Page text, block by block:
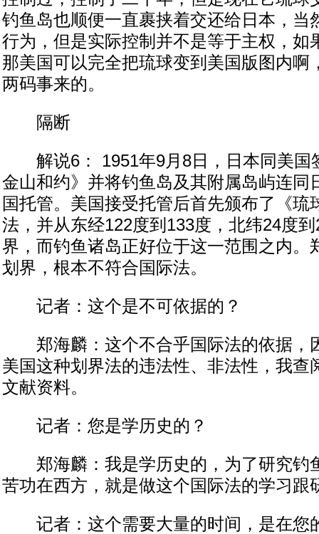
钓鱼岛也顺便一直裹挟着交还给日本，当
行为，但是实际控制并不是等于主权，如
那美国可以完全把琉球变到美国版图内啊
两码事来的。
隔断
解说6： 1951年9月8日，日本同美国
金山和约》并将钓鱼岛及其附属岛屿连同
国托管。美国接受托管后首先颁布了《琉
法，并从东经122度到133度，北纬24度
界，而钓鱼诸岛正好位于这一范围之内。
划界，根本不符合国际法。
记者：这个是不可依据的？
郑海麟：这个不合乎国际法的依据，
美国这种划界法的违法性、非法性，我查
文献资料。
记者：您是学历史的？
郑海麟：我是学历史的，为了研究钓
苦功在西方，就是做这个国际法的学习跟
记者：这个需要大量的时间，是在您